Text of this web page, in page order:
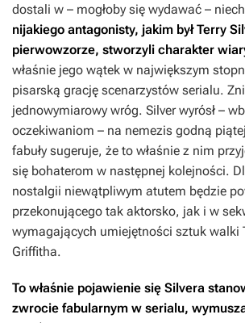
dostali w – mogłoby się wydawać –
nijakiego antagonisty, jakim był Terry
pierwowzorze, stworzyli charakter
właśnie jego wątek w największym
pisarską grację scenarzystów serialu.
jednowymiarowy wróg. Silver wyrósł –
oczekiwaniom – na nemezis godną
fabuły sugeruje, że to właśnie z nim
się bohaterom w następnej kolejności.
nostalgii niewątpliwym atutem będzie
przekonującego tak aktorsko, jak i w
wymagających umiejętności sztuk walki
Griffitha.
To właśnie pojawienie się Silvera
zwrocie fabularnym w serialu,